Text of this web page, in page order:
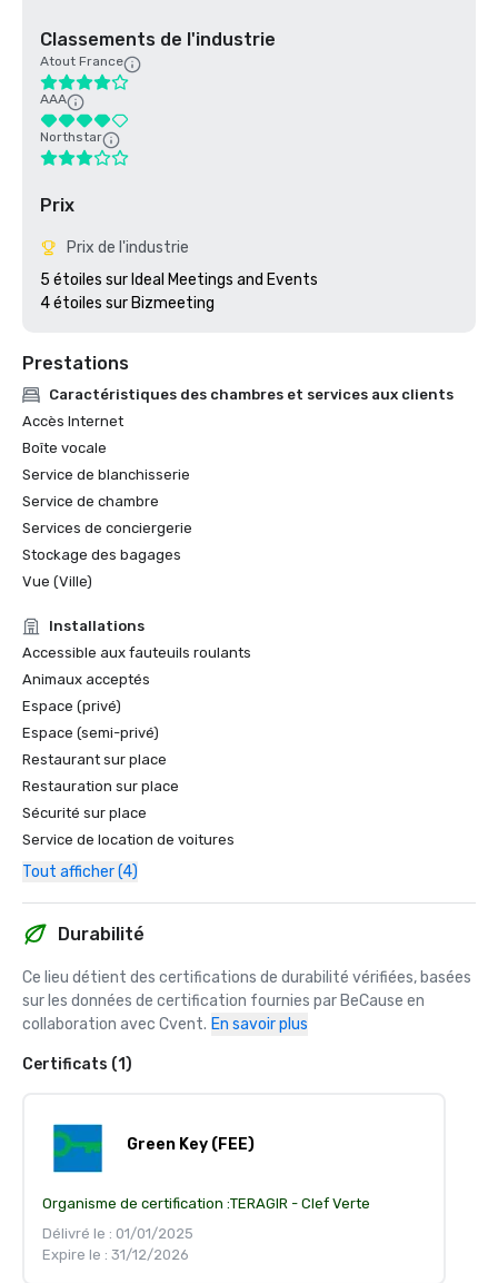
Classements de l'industrie
Atout France
AAA
Northstar
Prix
Prix de l'industrie
5 étoiles sur Ideal Meetings and Events
4 étoiles sur Bizmeeting
Prestations
Caractéristiques des chambres et services aux clients
Accès Internet
Boîte vocale
Service de blanchisserie
Service de chambre
Services de conciergerie
Stockage des bagages
Vue (Ville)
Installations
Accessible aux fauteuils roulants
Animaux acceptés
Espace (privé)
Espace (semi-privé)
Restaurant sur place
Restauration sur place
Sécurité sur place
Service de location de voitures
Tout afficher (4)
Durabilité
Ce lieu détient des certifications de durabilité vérifiées, basées
sur les données de certification fournies par BeCause en
collaboration avec Cvent. En savoir plus
Certificats (1)
Green Key (FEE)
Organisme de certification :TERAGIR - Clef Verte
Délivré le : 01/01/2025
Expire le : 31/12/2026